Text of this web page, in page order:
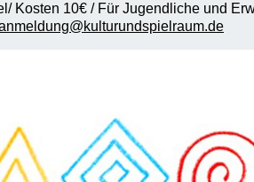
Kosten 10€ / Für Jugendliche und